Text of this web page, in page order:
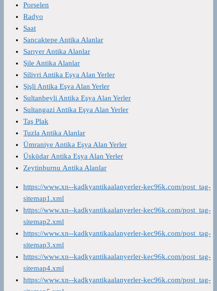
Porselen
Radyo
Saat
Sancaktepe Antika Alanlar
Sarıyer Antika Alanlar
Şile Antika Alanlar
Silivri Antika Eşya Alan Yerler
Şişli Antika Eşya Alan Yerler
Sultanbeyli Antika Eşya Alan Yerler
Sultangazi Antika Eşya Alan Yerler
Taş Plak
Tuzla Antika Alanlar
Ümraniye Antika Eşya Alan Yerler
Üsküdar Antika Eşya Alan Yerler
Zeytinburnu Antika Alanlar
https://www.xn--kadkyantikaalanyerler-kec96k.com/post_tag-
sitemap1.xml
https://www.xn--kadkyantikaalanyerler-kec96k.com/post_tag-
sitemap2.xml
https://www.xn--kadkyantikaalanyerler-kec96k.com/post_tag-
sitemap3.xml
https://www.xn--kadkyantikaalanyerler-kec96k.com/post_tag-
sitemap4.xml
https://www.xn--kadkyantikaalanyerler-kec96k.com/post_tag-